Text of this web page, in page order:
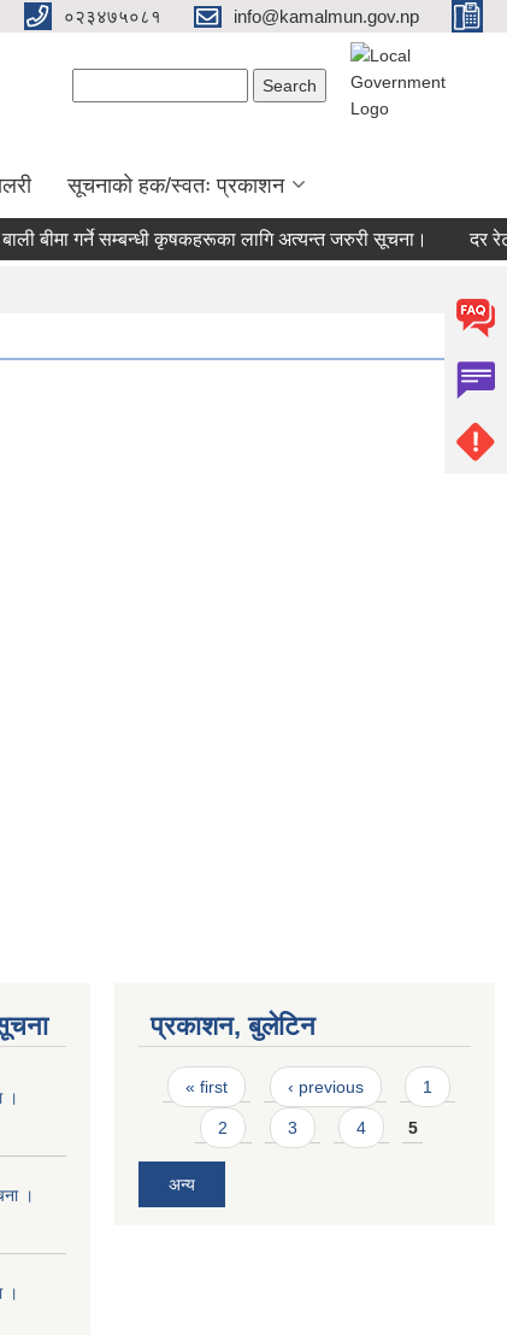
०२३४७५०८१ info@kamalmun.gov.np
सूचनाको हक/स्वतः प्रकाशन
बीमा गर्ने सम्बन्धी कृषकहरूका लागि अत्यन्त जरुरी सूचना। दर रेट
।
।
।
प्रकाशन, बुलेटिन
Pages
« first ‹ previous 1
2 3 4 5
अन्य